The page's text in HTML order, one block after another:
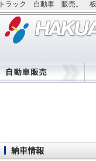
トラック 自動車 販売。 板